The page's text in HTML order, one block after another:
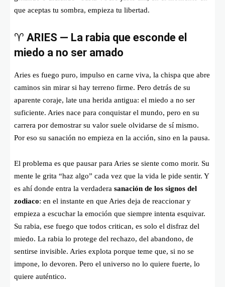
que aceptas tu sombra, empieza tu libertad.
♈ ARIES — La rabia que esconde el
miedo a no ser amado
Aries es fuego puro, impulso en carne viva, la chispa que abre
caminos sin mirar si hay terreno firme. Pero detrás de su
aparente coraje, late una herida antigua: el miedo a no ser
suficiente. Aries nace para conquistar el mundo, pero en su
carrera por demostrar su valor suele olvidarse de sí mismo.
Por eso su sanación no empieza en la acción, sino en la pausa.
El problema es que pausar para Aries se siente como morir. Su
mente le grita “haz algo” cada vez que la vida le pide sentir. Y
es ahí donde entra la verdadera sanación de los signos del
zodiaco: en el instante en que Aries deja de reaccionar y
empieza a escuchar la emoción que siempre intenta esquivar.
Su rabia, ese fuego que todos critican, es solo el disfraz del
miedo. La rabia lo protege del rechazo, del abandono, de
sentirse invisible. Aries explota porque teme que, si no se
impone, lo devoren. Pero el universo no lo quiere fuerte, lo
quiere auténtico.